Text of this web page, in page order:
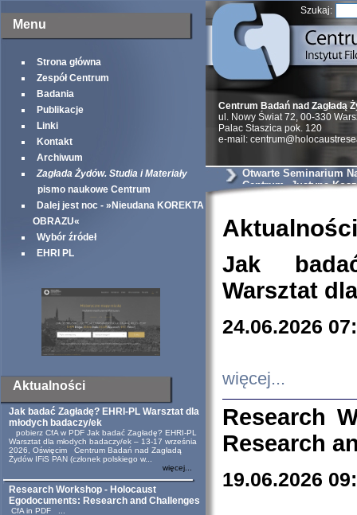
Menu
Strona główna
Zespół Centrum
Badania
Publikacje
Linki
Kontakt
Archiwum
Zagłada Żydów. Studia i Materiały
pismo naukowe Centrum
Dalej jest noc - »Nieudana KOREKTA
OBRAZU«
Wybór źródeł
EHRI PL
Aktualności
Jak badać Zagładę? EHRI-PL Warsztat dla
młodych badaczy/ek
pobierz CfA w PDF Jak badać Zagładę? EHRI-PL
Warsztat dla młodych badaczy/ek – 13-17 września
2026, Oświęcim Centrum Badań nad Zagładą
Żydów IFiS PAN (członek polskiego w...
więcej...
Research Workshop - Holocaust
Egodocuments: Research and Challenges
CfA in PDF ...
Szukaj:
Centrum Badań nad Zagładą
ul. Nowy Świat 72, 00-330
Palac Staszica pok. 120
e-mail:
Otwarte Seminarium
Centrum. Justyna
dyskurs o Zagładzie.
Aktualności
Jak
Warsztat
24.06.2026
więcej...
Research
Research
19.06.2026